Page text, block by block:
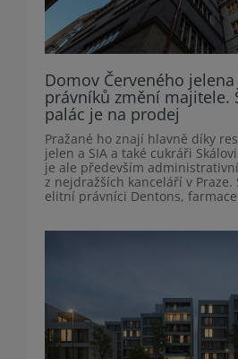
Domov Červeného
právníků změní majitele.
palác je na prodej
Pražané ho znají hlavně díky
jelen a SIA a také cukráři
je ale především
z nejdražších kanceláří v
elitní právníci Dentons,